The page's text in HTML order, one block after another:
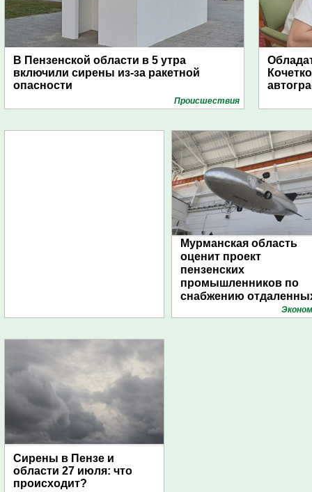
В Пензенской области в 5 утра
включили сирены из-за ракетной
опасности
Проиcшествия
Мурманская область
оценит проект
пензенских
промышленников по
снабжению
поселений с помощью
Сирены в Пензе и
области 27 июля: что
происходит?